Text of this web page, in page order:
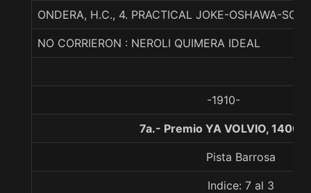
ONDERA, H.C., 4. PRACTICAL JOKE-OSHAWA-
NO CORRIERON : NEROLI QUIMERA IDEAL
-1910-
7a.- Premio YA VOLVIO, 1400
Pista Barrosa
Indice: 7 al 3